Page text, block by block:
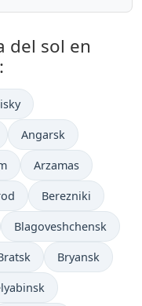
del sol en
Angarsk
Arzamas
Berezniki
Blagoveshchensk
Bryansk